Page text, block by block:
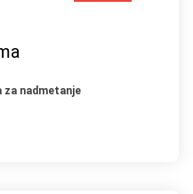
za nadmetanje